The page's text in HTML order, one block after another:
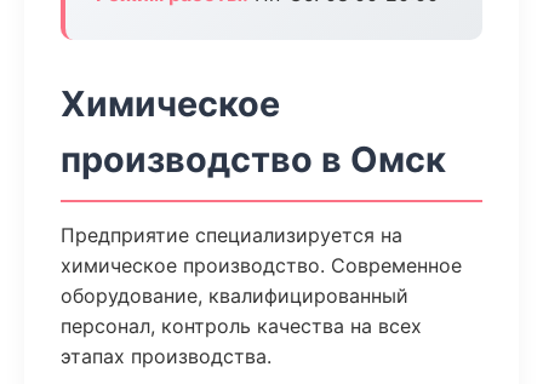
Химическое
производство в Омск
Предприятие специализируется на
химическое производство. Современное
оборудование, квалифицированный
персонал, контроль качества на всех
этапах производства.